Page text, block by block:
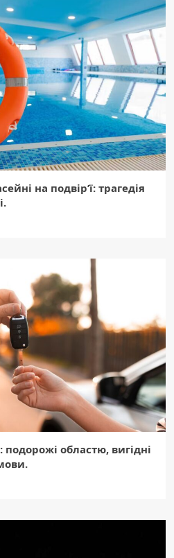
на подвір’ї: трагедія
областю, вигідні